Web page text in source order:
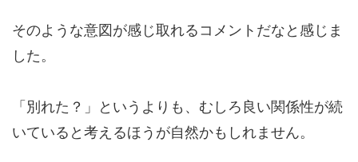
そのような意図が感じ取れるコメントだなと感じま
した。
「別れた？」というよりも、むしろ良い関係性が続
いていると考えるほうが自然かもしれません。